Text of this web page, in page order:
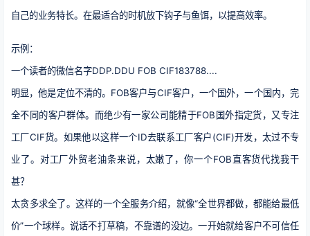
自己的业务特长。在最适合的时机放下钩子与鱼饵，以提高效率。
示例：
一个读者的微信名字DDP.DDU FOB CIF183788....
明显，他是定位不清的。FOB客户与CIF客户，一个国外，一个国内，完
全不同的客户群体。而绝少有一家公司能精于FOB国外指定货，又专注
工厂CIF货。如果他以这样一个ID去联系工厂客户(CIF)开发，太过不专
业了。对工厂外贸老油条来说，太嫩了，你一个FOB直客货代找我干
甚？
太贪多求全了。这样的一个全服务介绍，就像“全世界都做，都能给最低
价”一个球样。说话不打草稿，不靠谱的没边。一开始就给客户不可信任